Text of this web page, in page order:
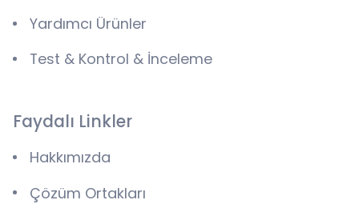
Yardımcı Ürünler
Test & Kontrol & İnceleme
Faydalı Linkler
Hakkımızda
Çözüm Ortakları